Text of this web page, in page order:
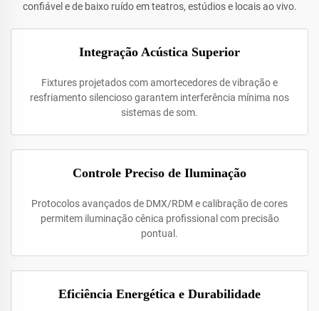
confiável e de baixo ruído em teatros, estúdios e locais ao vivo.
Integração Acústica Superior
Fixtures projetados com amortecedores de vibração e
resfriamento silencioso garantem interferência mínima nos
sistemas de som.
Controle Preciso de Iluminação
Protocolos avançados de DMX/RDM e calibração de cores
permitem iluminação cênica profissional com precisão
pontual.
Eficiência Energética e Durabilidade